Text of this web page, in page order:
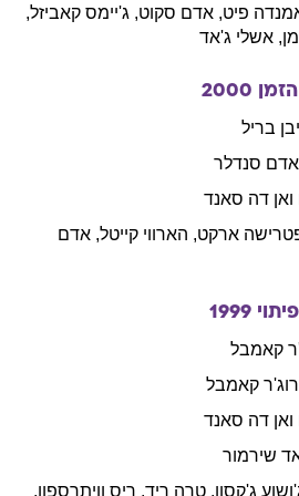
פיט, אדם סקוט, ג'יימס קאביזל,
, אשלי ג'אד
2000
בריל
אדם סנדלר
ואן דה סאנד
ארקט, הארווי קייטל, אדם
1999
קאמבל
רוג'ר קאמבל
ואן דה סאנד
שירמור
ג'קסון, טרה ריד, ריס וויתרספון,